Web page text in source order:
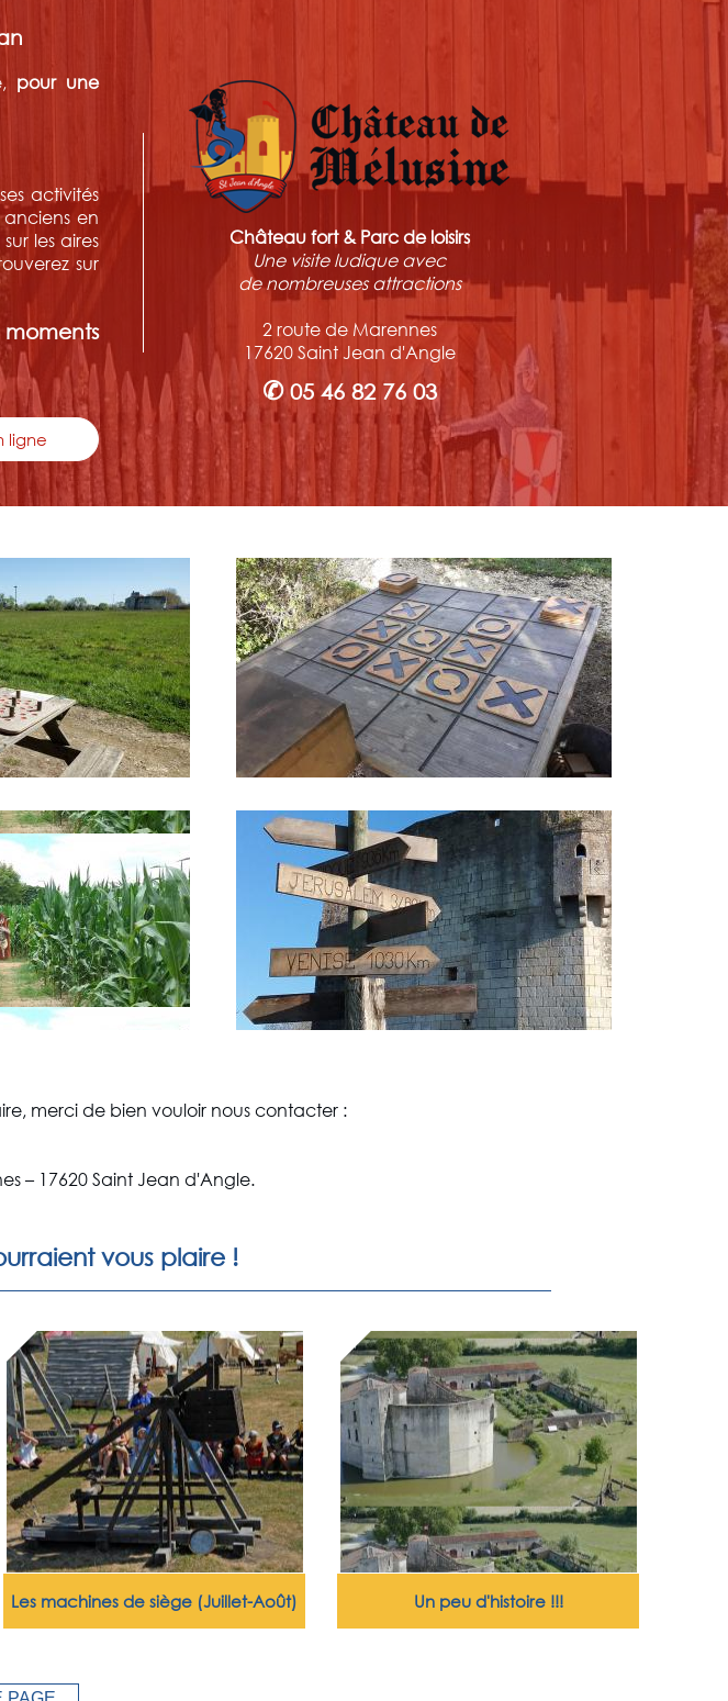
pour une
activités
en
les aires
sur
ligne
Château fort & Parc de loisirs
Une visite ludique avec
de nombreuses attractions
2 route de Marennes
17620 Saint Jean d'Angle
✆ 05 46 82 76 03
merci de bien vouloir nous contacter :
– 17620 Saint Jean d'Angle.
vous plaire !
Les machines de siège (Juillet-Août) Un peu d'histoire !!!